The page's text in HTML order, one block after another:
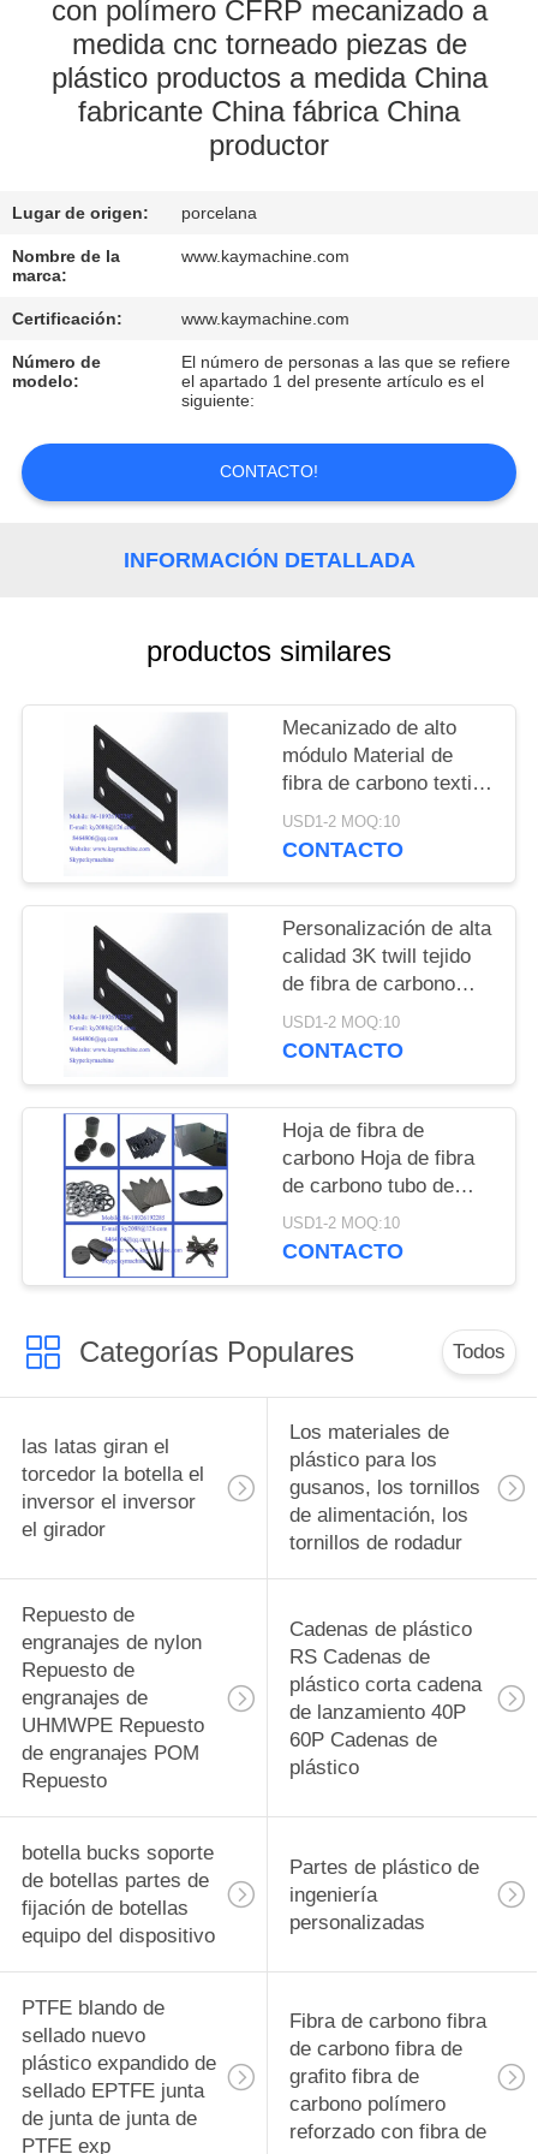
CONTROL
CALIDAD
CONTACTO
NOTICIAS
SOLICITAR
UNA
COTIZACIÓN
MAPA
PRIVACY
POLICY
con polímero CFRP mecanizado a
medida cnc torneado piezas de
plástico productos a medida China
fabricante China fábrica China
productor
Lugar de origen: porcelana
Nombre de la
marca:
www.kaymachine.com
Certificación: www.kaymachine.com
Número de
modelo:
El número de personas a las que se refiere
el apartado 1 del presente artículo es el
siguiente:
CONTACTO!
INFORMACIÓN DETALLADA
productos similares
Mecanizado de alto
módulo Material de
fibra de carbono textil
Picanol Tejer piezas de
repuesto Fibra de
fabricante de China
fábrica de China
productor de China
USD1-2 MOQ:10
CONTACTO
Personalización de alta
calidad 3K twill tejido
de fibra de carbono
mate tablero cuadrado
400 * 500mm, Hojas de
fabricante China
fábrica China productor
USD1-2 MOQ:10
CONTACTO
Hoja de fibra de
carbono Hoja de fibra
de carbono tubo de
gran dimensión de alta
resistencia varilla de
fabricante de China
USD1-2 MOQ:10
CONTACTO
Categorías Populares Todos
las latas giran el
torcedor la botella el
inversor el inversor
el girador
Los materiales de
plástico para los
gusanos, los tornillos
de alimentación, los
tornillos de rodadur
Repuesto de
engranajes de nylon
Repuesto de
engranajes de
UHMWPE Repuesto
de engranajes POM
Repuesto
Cadenas de plástico
RS Cadenas de
plástico corta cadena
de lanzamiento 40P
60P Cadenas de
plástico
botella bucks soporte
de botellas partes de
fijación de botellas
equipo del dispositivo
Partes de plástico de
ingeniería
personalizadas
PTFE blando de
sellado nuevo
plástico expandido de
sellado EPTFE junta
de junta de junta de
PTFE exp
Fibra de carbono fibra
de carbono fibra de
grafito fibra de
carbono polímero
reforzado con fibra de